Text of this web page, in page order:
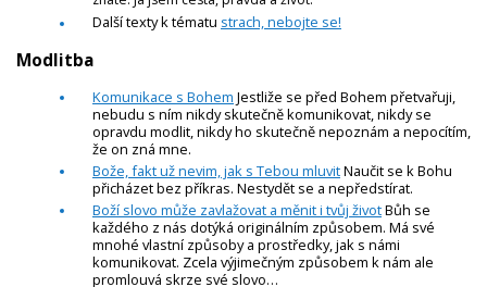
Další texty k tématu strach, nebojte se!
Modlitba
Komunikace s Bohem Jestliže se před Bohem přetvařuji,
nebudu s ním nikdy skutečně komunikovat, nikdy se
opravdu modlit, nikdy ho skutečně nepoznám a nepocítím,
že on zná mne.
Bože, fakt už nevim, jak s Tebou mluvitNaučit se k Bohu
přicházet bez příkras. Nestydět se a nepředstírat.
Boží slovo může zavlažovat a měnit i tvůj životBůh se
každého z nás dotýká originálním způsobem. Má své
mnohé vlastní způsoby a prostředky, jak s námi
komunikovat. Zcela výjimečným způsobem k nám ale
promlouvá skrze své slovo…